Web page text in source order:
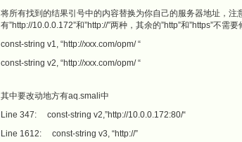
将所有找到的结果引号中的内容替换为你自己的服务器地址，
有”http://10.0.0.172”和”http://”两种，其余的”http”和”https”不
const-string v1, “http://xxx.com/opm/ “
const-string v2, “http://xxx.com/opm/ “
其中要改动地方有aq.smali中
Line 347: const-string v2,”http://10.0.0.172:80/“
Line 1612: const-string v3, “http://”